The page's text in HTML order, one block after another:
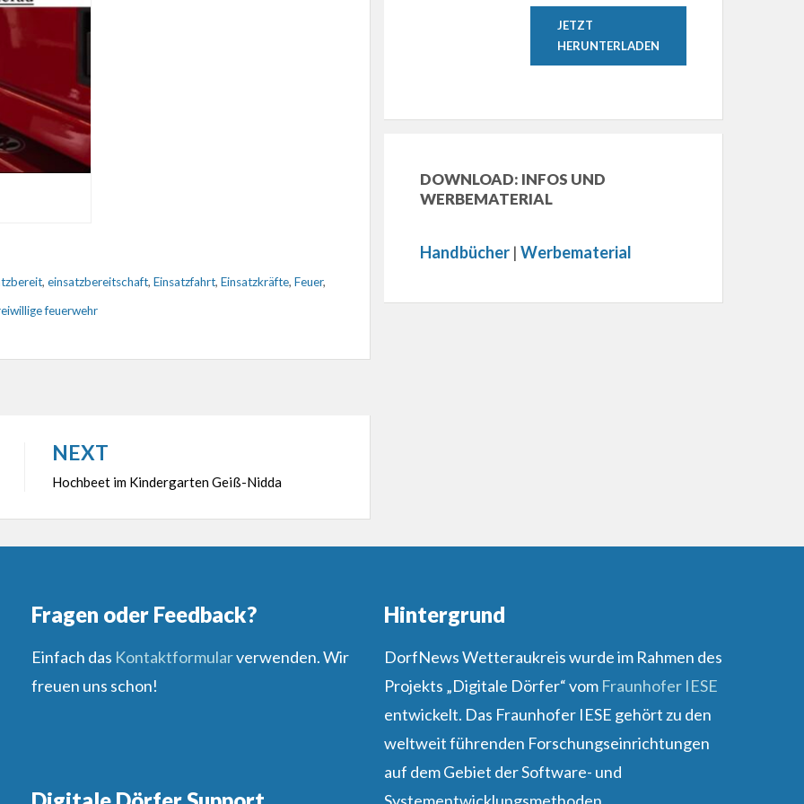
, einsatzbereitschaft, Einsatzfahrt, Einsatzkräfte, Feuer,
feuerwehr
NEXT
Hochbeet im Kindergarten Geiß-Nidda
JETZT
HERUNTERLADEN
DOWNLOAD: INFOS UND
WERBEMATERIAL
Handbücher |Werbematerial
Fragen oder Feedback?
Einfach das Kontaktformularverwenden. Wir
freuen uns schon!
Hintergrund
DorfNews Wetteraukreis wurde im Rahmen des
Projekts „Digitale Dörfer“ vom Fraunhofer IESE
entwickelt. Das Fraunhofer IESE gehört zu den
weltweit führenden Forschungseinrichtungen
auf dem Gebiet der Software- und